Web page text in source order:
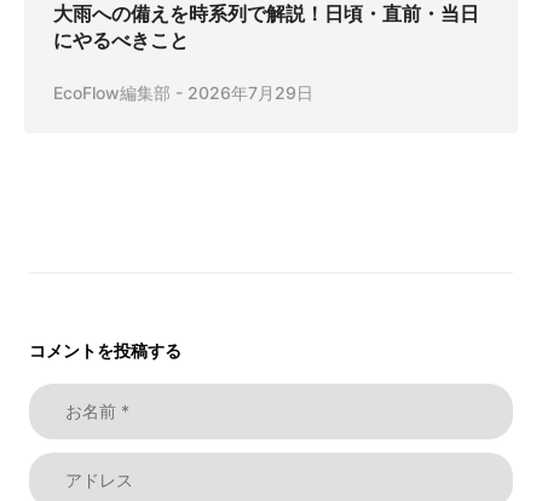
大雨への備えを時系列で解説！日頃・直前・当日
にやるべきこと
EcoFlow編集部 - 2026年7月29日
コメントを投稿する